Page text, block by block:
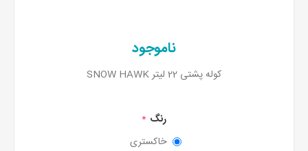
ناموجود
کوله پشتی 22 لیتر SNOW HAWK
رنگ *
خاکستری